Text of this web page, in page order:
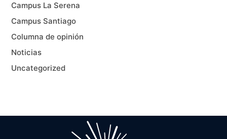
Campus La Serena
Campus Santiago
Columna de opinión
Noticias
Uncategorized